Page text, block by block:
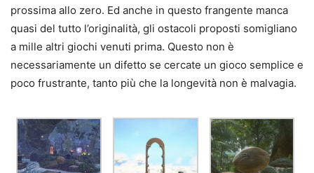
prossima allo zero. Ed anche in questo frangente manca
quasi del tutto l’originalità, gli ostacoli proposti somigliano
a mille altri giochi venuti prima. Questo non è
necessariamente un difetto se cercate un gioco semplice e
poco frustrante, tanto più che la longevità non è malvagia.